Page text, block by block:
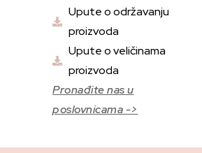
Upute o održavanju
proizvoda
Upute o veličinama
proizvoda
Pronađite nas u
poslovnicama ->